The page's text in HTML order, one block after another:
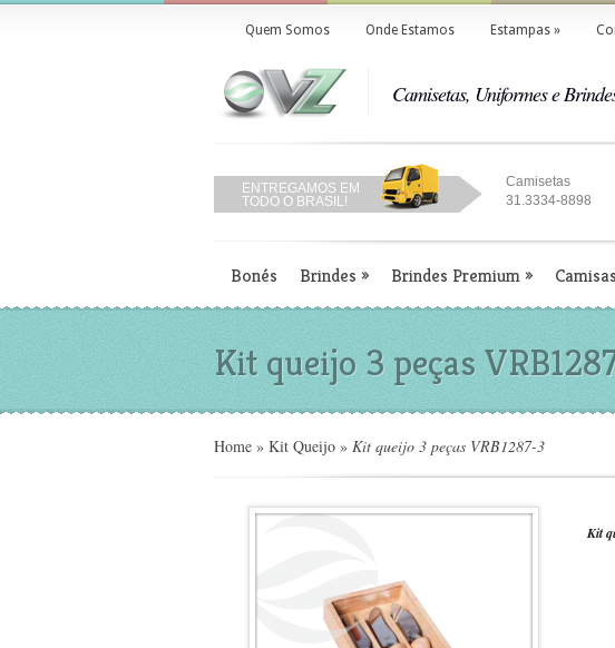
Quem Somos Onde Estamos Estampas»
Camisetas, Uniformes e
ENTREGAMOS EM
TODO O BRASIL!
Camisetas
31.3334-8898
Bonés Brindes » Brindes Premium» Camisas
Kit queijo 3 peças
Home » Kit Queijo » Kit queijo 3 peças VRB1287-3
Kit